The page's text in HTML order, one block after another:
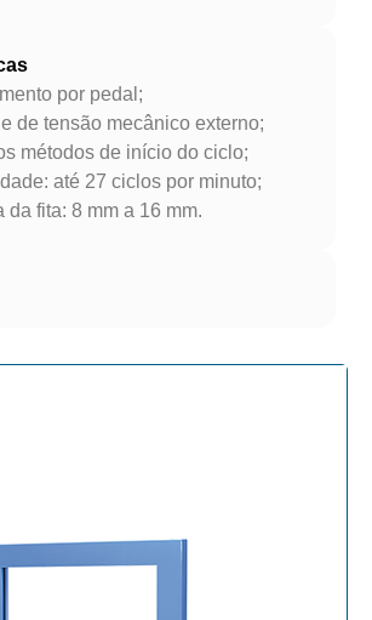
por pedal;
de tensão mecânico externo;
métodos de início do ciclo;
até 27 ciclos por minuto;
da fita: 8 mm a 16 mm.